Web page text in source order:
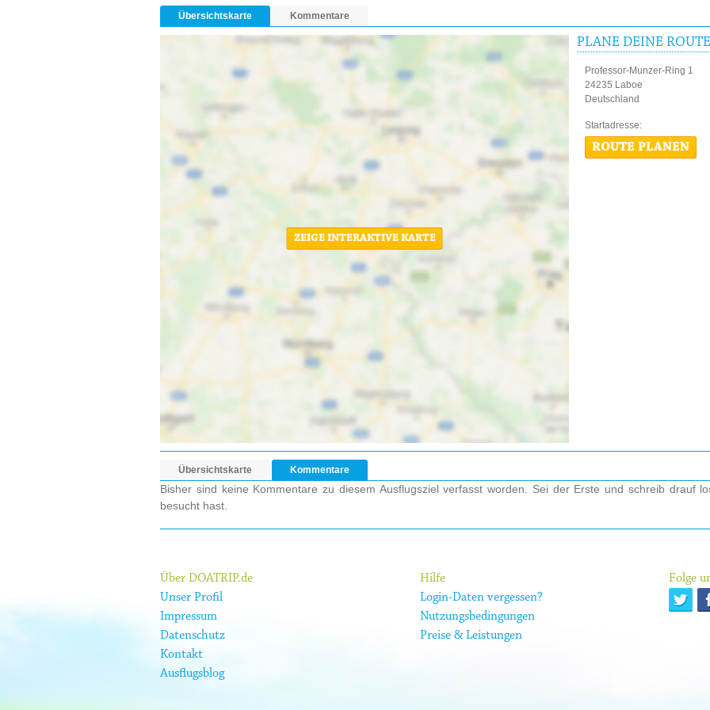
Übersichtskarte Kommentare
ZEIGE INTERAKTIVE KARTE
PLANE DEINE ROUTE
Professor-Munzer-Ring 1
24235 Laboe
Deutschland
ROUTE PLANEN
Übersichtskarte Kommentare
Bisher sind keine Kommentare zu diesem Ausflugsziel verfasst worden. Sei der Erste und schreib drauf
besucht hast.
Über DOATRIP.de
Unser Profil
Impressum
Datenschutz
Kontakt
Ausflugsblog
Hilfe
Login-Daten vergessen?
Nutzungsbedingungen
Preise & Leistungen
Folge